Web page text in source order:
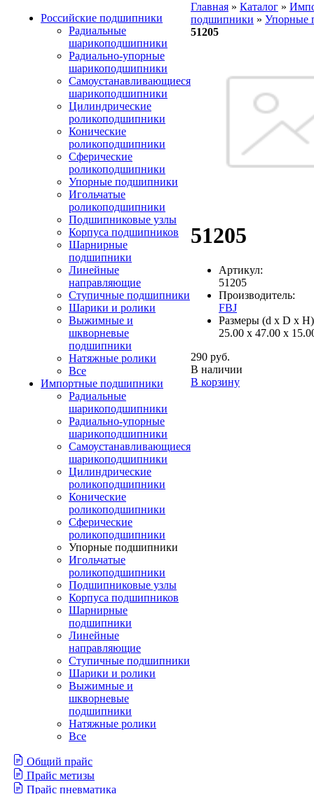
Российские подшипники
Радиальные
шарикоподшипники
Радиально-упорные
шарикоподшипники
Самоустанавливающиеся
шарикоподшипники
Цилиндрические
роликоподшипники
Конические
роликоподшипники
Сферические
роликоподшипники
Упорные подшипники
Игольчатые
роликоподшипники
Подшипниковые узлы
Корпуса подшипников
Шарнирные
подшипники
Линейные
направляющие
Ступичные подшипники
Шарики и ролики
Выжимные и
шкворневые
подшипники
Натяжные ролики
Все
Импортные подшипники
Радиальные
шарикоподшипники
Радиально-упорные
шарикоподшипники
Самоустанавливающиеся
шарикоподшипники
Цилиндрические
роликоподшипники
Конические
роликоподшипники
Сферические
роликоподшипники
Упорные подшипники
Игольчатые
роликоподшипники
Подшипниковые узлы
Корпуса подшипников
Шарнирные
подшипники
Линейные
направляющие
Ступичные подшипники
Шарики и ролики
Выжимные и
шкворневые
подшипники
Натяжные ролики
Все
Общий прайс
Прайс метизы
Прайс пневматика
Главная » Каталог »
подшипники » Упорные
51205
51205
Артикул:
51205
Производитель:
FBJ
Размеры (d x D x
25.00 x 47.00 x
290 руб.
В наличии
В корзину